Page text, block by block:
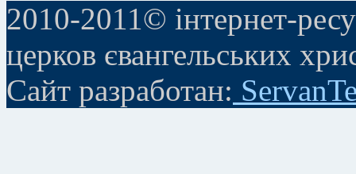
2010-2011© інтернет-
церков євангельських
Сайт разработан: